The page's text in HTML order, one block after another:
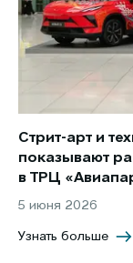
Стрит-арт и
показывают
в ТРЦ
5 июня 2026
Узнать больше